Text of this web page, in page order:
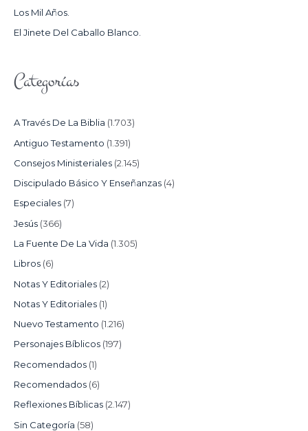
:Los Mil Años.
El Jinete Del Caballo Blanco.
Categorías
A Través De La Biblia (1.703)
Antiguo Testamento (1.391)
Consejos Ministeriales (2.145)
Discipulado Básico Y Enseñanzas (4)
Especiales (7)
Jesús (366)
La Fuente De La Vida (1.305)
Libros (6)
Notas Y Editoriales (2)
Notas Y Editoriales (1)
Nuevo Testamento (1.216)
Personajes Bíblicos (197)
Recomendados (1)
Recomendados (6)
Reflexiones Bíblicas (2.147)
Sin Categoría (58)